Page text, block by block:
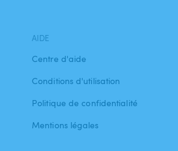
AIDE
Centre d'aide
Conditions d'utilisation
Politique de confidentialité
Mentions légales